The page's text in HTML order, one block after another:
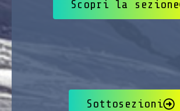
Scopri la sezione
Sottosezioni